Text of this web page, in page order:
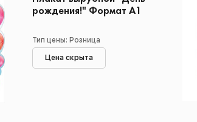
рождения!" Формат А1
Тип цены: Розница
Цена скрыта